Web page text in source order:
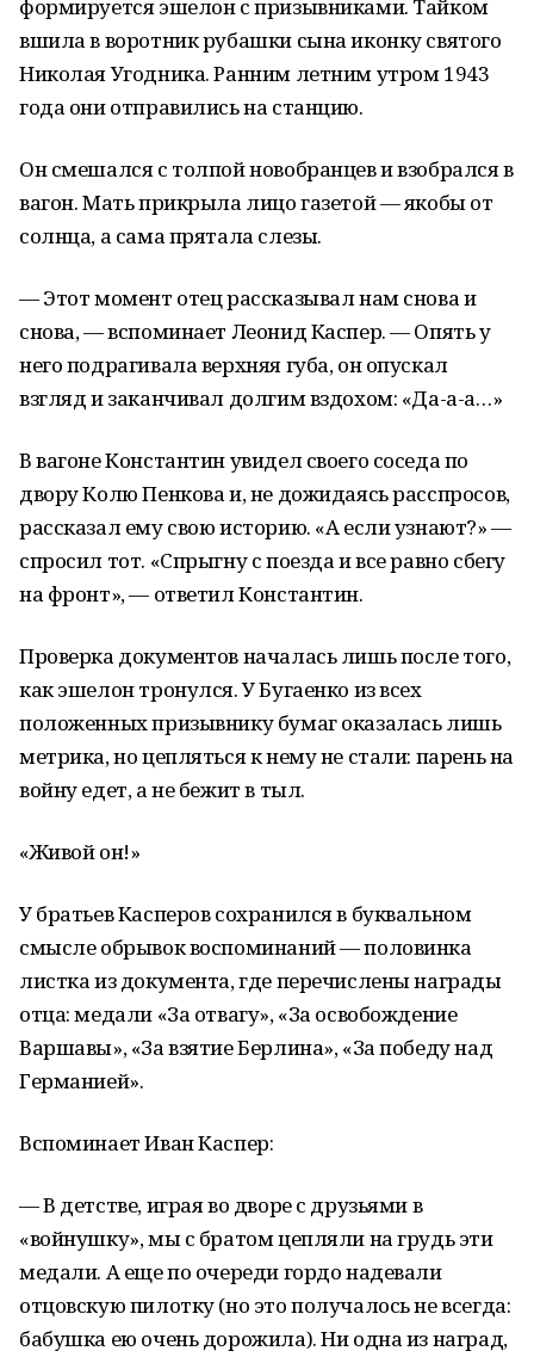
формируется эшелон с призывниками. Тайком
вшила в воротник рубашки сына иконку святого
Николая Угодника. Ранним летним утром 1943
года они отправились на станцию.
Он смешался с толпой новобранцев и взобрался в
вагон. Мать прикрыла лицо газетой — якобы от
солнца, а сама прятала слезы.
— Этот момент отец рассказывал нам снова и
снова, — вспоминает Леонид Каспер. — Опять у
него подрагивала верхняя губа, он опускал
взгляд и заканчивал долгим вздохом: «Да-а-а…»
В вагоне Константин увидел своего соседа по
двору Колю Пенкова и, не дожидаясь расспросов,
рассказал ему свою историю. «А если узнают?» —
спросил тот. «Спрыгну с поезда и все равно сбегу
на фронт», — ответил Константин.
Проверка документов началась лишь после того,
как эшелон тронулся. У Бугаенко из всех
положенных призывнику бумаг оказалась лишь
метрика, но цепляться к нему не стали: парень на
войну едет, а не бежит в тыл.
«Живой он!»
У братьев Касперов сохранился в буквальном
смысле обрывок воспоминаний — половинка
листка из документа, где перечислены награды
отца: медали «За отвагу», «За освобождение
Варшавы», «За взятие Берлина», «За победу над
Германией».
Вспоминает Иван Каспер:
— В детстве, играя во дворе с друзьями в
«войнушку», мы с братом цепляли на грудь эти
медали. А еще по очереди гордо надевали
отцовскую пилотку (но это получалось не всегда:
бабушка ею очень дорожила). Ни одна из наград,